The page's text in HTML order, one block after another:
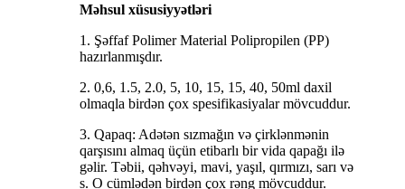
Məhsul xüsusiyyətləri
1. Şəffaf Polimer Material Polipropilen (PP)
hazırlanmışdır.
2. 0,6, 1.5, 2.0, 5, 10, 15, 15, 40, 50ml daxil
olmaqla birdən çox spesifikasiyalar mövcuddur.
3. Qapaq: Adətən sızmağın və çirklənmənin
qarşısını almaq üçün etibarlı bir vida qapağı ilə
gəlir. Təbii, qəhvəyi, mavi, yaşıl, qırmızı, sarı və
s. O cümlədən birdən çox rəng mövcuddur.